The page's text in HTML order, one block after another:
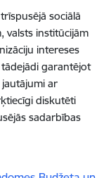
sociālā
valsts institūcijām
intereses
garantējot
ar
diskutēti
sadarbības